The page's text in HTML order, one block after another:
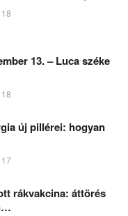
18
13. – Luca széke
18
új pillérei: hogyan
17
rákvakcina: áttörés